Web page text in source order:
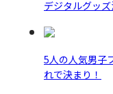
デジタルグッ
5人の人気男子
れで決まり！